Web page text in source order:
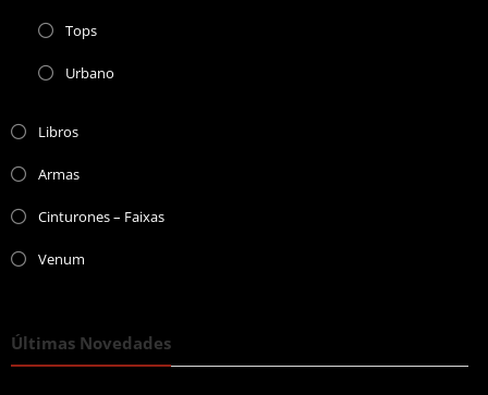
Tops
Urbano
Libros
Armas
Cinturones – Faixas
Venum
Últimas Novedades